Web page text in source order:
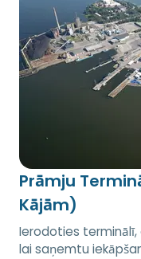
Prāmju
Kājām)
Ierodoties
lai saņemtu